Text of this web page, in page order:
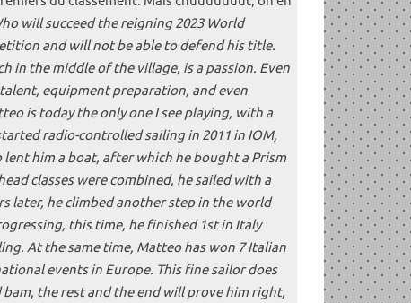
will succeed the reigning 2023 World
and will not be able to defend his title.
in the middle of the village, is a passion. Even
equipment preparation, and even
is today the only one I see playing, with a
radio-controlled sailing in 2011 in IOM,
him a boat, after which he bought a Prism
classes were combined, he sailed with a
later, he climbed another step in the world
this time, he finished 1st in Italy
At the same time, Matteo has won 7 Italian
events in Europe. This fine sailor does
the rest and the end will prove him right,